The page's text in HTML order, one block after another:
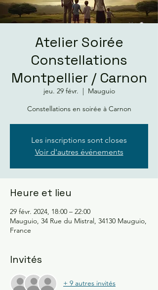
Atelier Soirée
Constellations
Montpellier / Carnon
jeu. 29 févr.
  |
Mauguio
Constellations en soirée à Carnon
Les inscriptions sont closes
Voir d'autres événements
Heure et lieu
29 févr. 2024, 18:00 – 22:00
Mauguio, 34 Rue du Mistral, 34130 Mauguio,
France
Invités
+ 9 autres invités